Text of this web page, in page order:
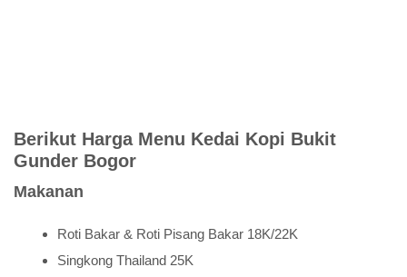
Berikut Harga Menu Kedai Kopi Bukit
Gunder Bogor
Makanan
Roti Bakar & Roti Pisang Bakar 18K/22K
Singkong Thailand 25K